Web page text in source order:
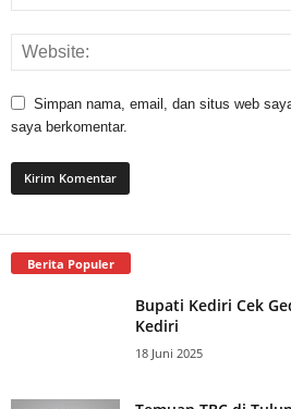
Simpan nama, email, dan situs web
saya berkomentar.
Berita Populer
Bupati Kediri Cek
Kediri
18 Juni 2025